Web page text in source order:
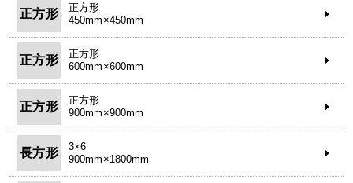
正方形
正方形
450mm×450mm
正方形
正方形
600mm×600mm
正方形
正方形
900mm×900mm
長方形
3×6
900mm×1800mm